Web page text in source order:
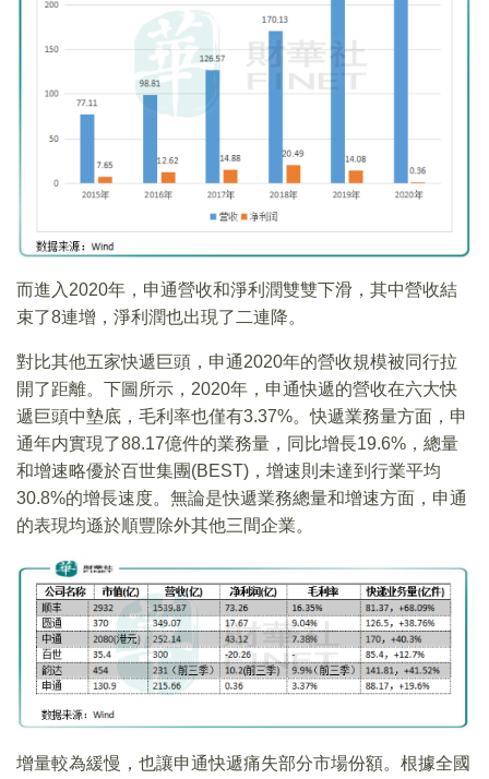
而進入2020年，申通營收和淨利潤雙雙下滑，其中營收結
束了8連增，淨利潤也出現了二連降。
對比其他五家快遞巨頭，申通2020年的營收規模被同行拉
開了距離。下圖所示，2020年，申通快遞的營收在六大快
遞巨頭中墊底，毛利率也僅有3.37%。快遞業務量方面，申
通年内實現了88.17億件的業務量，同比增長19.6%，總量
和增速略優於百世集團(BEST)，增速則未達到行業平均
30.8%的增長速度。無論是快遞業務總量和增速方面，申通
的表現均遜於順豐除外其他三間企業。
增量較為緩慢，也讓申通快遞痛失部分市場份額。根據全國